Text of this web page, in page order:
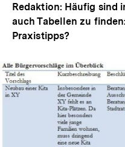
Redaktion: Häufig sind
auch Tabellen zu
Praxistipps?